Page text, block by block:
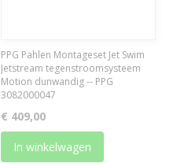
PPG Pahlen Montageset Jet Swim
Jetstream tegenstroomsysteem
Motion dunwandig -- PPG
3082000047
€ 409,00
In winkelwagen